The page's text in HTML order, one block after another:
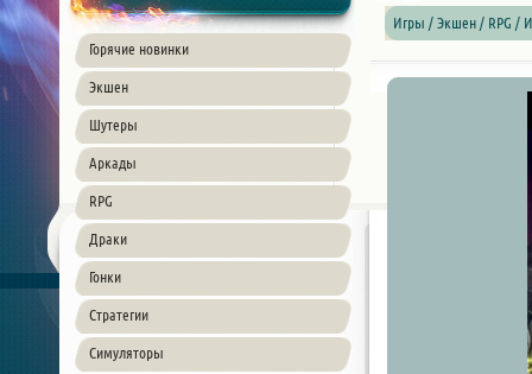
Горячие новинки
Экшен
Шутеры
Аркады
RPG
Драки
Гонки
Стратегии
Симуляторы
Игры / Экшен / RPG /